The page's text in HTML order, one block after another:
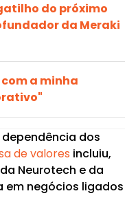
do próximo
da Meraki
a minha
dos
de valores incluiu,
Neurotech e da
em negócios ligados